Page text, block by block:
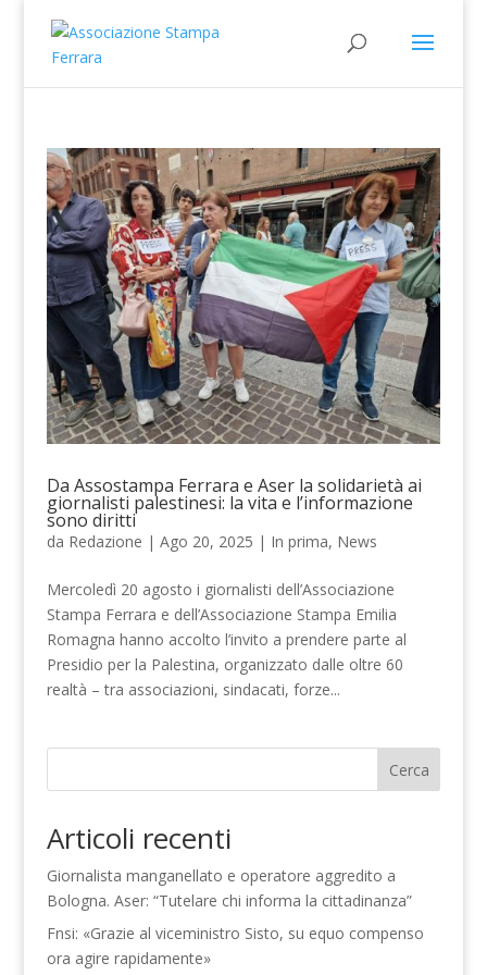
Da Assostampa Ferrara e Aser la solidarietà ai
giornalisti palestinesi: la vita e l’informazione
sono diritti
da Redazione | Ago 20, 2025 | In prima, News
Mercoledì 20 agosto i giornalisti dell’Associazione
Stampa Ferrara e dell’Associazione Stampa Emilia
Romagna hanno accolto l’invito a prendere parte al
Presidio per la Palestina, organizzato dalle oltre 60
realtà – tra associazioni, sindacati, forze...
Cerca
Articoli recenti
Giornalista manganellato e operatore aggredito a
Bologna. Aser: “Tutelare chi informa la cittadinanza”
Fnsi: «Grazie al viceministro Sisto, su equo compenso
ora agire rapidamente»